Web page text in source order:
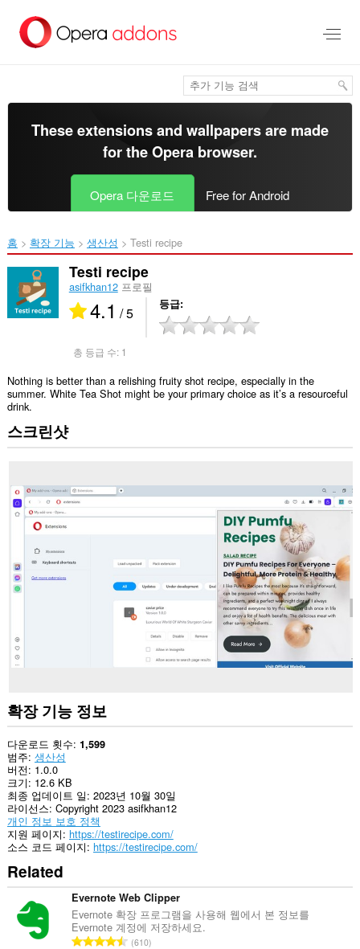
건
These extensions and wallpapers are made
for theOpera browser.
Opera 다운로드 Free for Android
홈 확장 기능 생산성 Testi recipe‎
Testi recipe
asifkhan12프로필
4.1 / 5 등급
총 등급 수: 1
Nothing is better than a relishing fruity shot recipe, especially in the
summer. White Tea Shot might be your primary choice as it’s a resourceful
drink.
스크린샷
확장 기능 정보
다운로드 횟수 1,599
범주 생산성
버전 1.0.0
크기 12.6 KB
최종 업데이트 일 2023년 10월 30일
라이선스 Copyright 2023 asifkhan12
개인 정보 보호 정책
지원 페이지 https://testirecipe.com/
소스 코드 페이지 https://testirecipe.com/
Related
Evernote Web Clipper
Evernote 확장 프로그램을 사용해 웹에서 본 정보를
Evernote 계정에 저장하세요.
총610